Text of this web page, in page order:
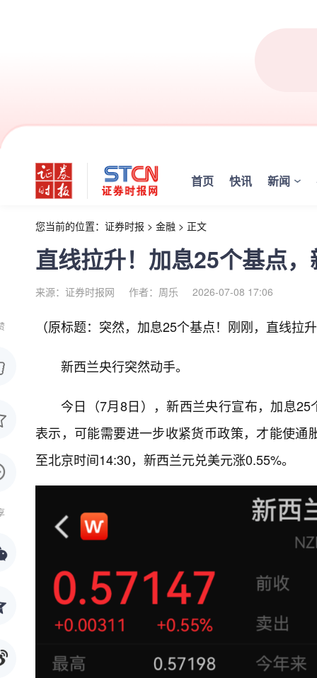
首页 快讯 新闻
您当前的位置： 证券时报 > 金融 > 正文
直线拉升！加息25个基点
来源：证券时报网 作者：周乐 2026-07-08 17:06
（原标题：突然，加息25个基点！刚刚，直线拉
新西兰央行突然动手。
今日（7月8日），新西兰央行宣布，加息
表示，可能需要进一步收紧货币政策，才能使
至北京时间14:30，新西兰元兑美元涨0.55%。